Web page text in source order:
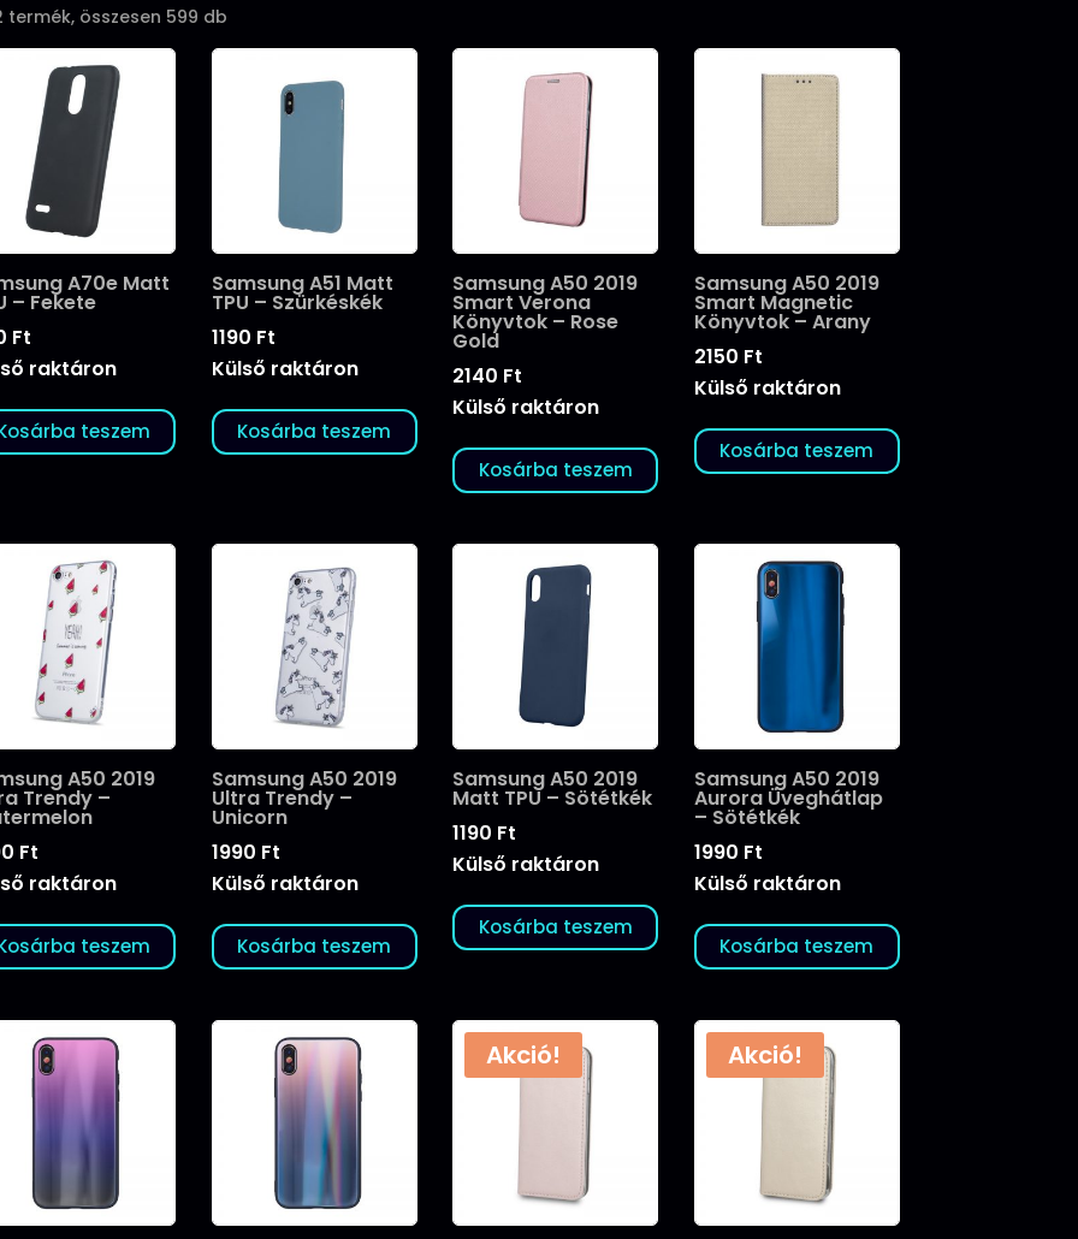
termék, összesen 599 db
by
A70e Matt
– Fekete
Ft
raktáron
teszem
Samsung A51 Matt
TPU – Szürkéskék
1190 Ft
Külső raktáron
Kosárba teszem
Samsung A50 2019
Smart Verona
Könyvtok – Rose
Gold
2140 Ft
Külső raktáron
Kosárba teszem
Samsung A50 2019
Smart Magnetic
Könyvtok – Arany
2150 Ft
Külső raktáron
Kosárba teszem
A50 2019
Trendy –
Ft
raktáron
teszem
Samsung A50 2019
Ultra Trendy –
Unicorn
1990 Ft
Külső raktáron
Kosárba teszem
Samsung A50 2019
Matt TPU – Sötétkék
1190 Ft
Külső raktáron
Kosárba teszem
Samsung A50 2019
Aurora Üveghátlap
– Sötétkék
1990 Ft
Külső raktáron
Kosárba teszem
Akció! Akció!